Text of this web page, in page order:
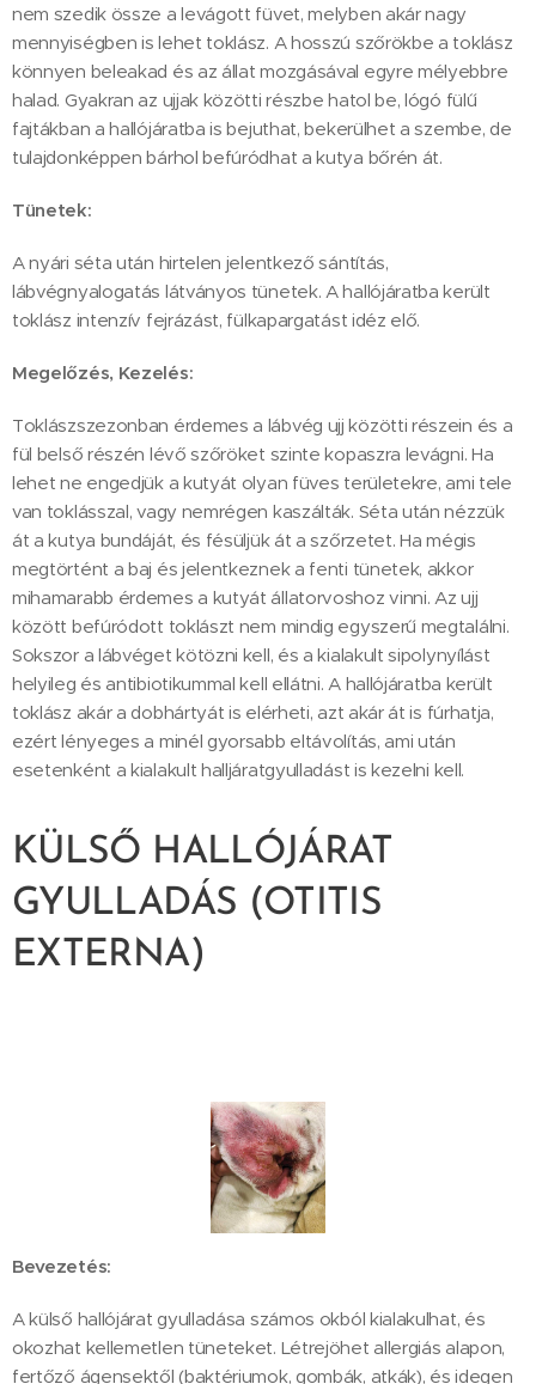
nem szedik össze a levágott füvet, melyben akár nagy
mennyiségben is lehet toklász. A hosszú szőrökbe a toklász
könnyen beleakad és az állat mozgásával egyre mélyebbre
halad. Gyakran az ujjak közötti részbe hatol be, lógó fülű
fajtákban a hallójáratba is bejuthat, bekerülhet a szembe, de
tulajdonképpen bárhol befúródhat a kutya bőrén át.
Tünetek:
A nyári séta után hirtelen jelentkező sántítás,
lábvégnyalogatás látványos tünetek. A hallójáratba került
toklász intenzív fejrázást, fülkapargatást idéz elő.
Megelőzés, Kezelés:
Toklászszezonban érdemes a lábvég ujj közötti részein és a
fül belső részén lévő szőröket szinte kopaszra levágni. Ha
lehet ne engedjük a kutyát olyan füves területekre, ami tele
van toklásszal, vagy nemrégen kaszálták. Séta után nézzük
át a kutya bundáját, és fésüljük át a szőrzetet. Ha mégis
megtörtént a baj és jelentkeznek a fenti tünetek, akkor
mihamarabb érdemes a kutyát állatorvoshoz vinni. Az ujj
között befúródott toklászt nem mindig egyszerű megtalálni.
Sokszor a lábvéget kötözni kell, és a kialakult sipolynyílást
helyileg és antibiotikummal kell ellátni. A hallójáratba került
toklász akár a dobhártyát is elérheti, azt akár át is fúrhatja,
ezért lényeges a minél gyorsabb eltávolítás, ami után
esetenként a kialakult halljáratgyulladást is kezelni kell.
KÜLSŐ HALLÓJÁRAT
GYULLADÁS (OTITIS
EXTERNA)
Bevezetés:
A külső hallójárat gyulladása számos okból kialakulhat, és
okozhat kellemetlen tüneteket. Létrejöhet allergiás alapon,
fertőző ágensektől (baktériumok, gombák, atkák), és idegen